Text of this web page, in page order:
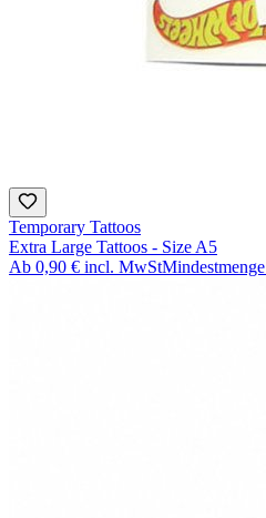
Temporary Tattoos
Extra Large Tattoos - Size A5
Ab 0,90 € incl. MwStMindestmenge